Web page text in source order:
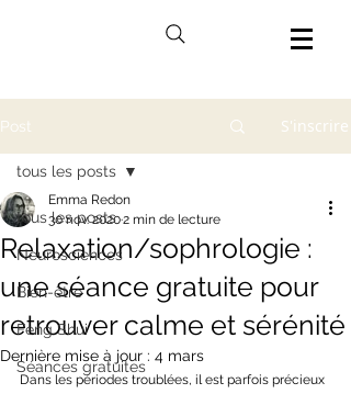
Post S'inscrire
tous les posts
Neurosciences
Bien-être
Feng Shui
Séances gratuites
tous les posts
Relaxation/sophrologie :
une séance gratuite pour
retrouver calme et sérénité
Emma Redon
30 nov. 20202 min de lecture
Dernière mise à jour : 4 mars
Dans les périodes troublées, il est parfois précieux